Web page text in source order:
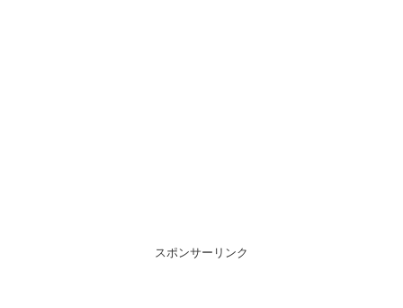
スポンサーリンク